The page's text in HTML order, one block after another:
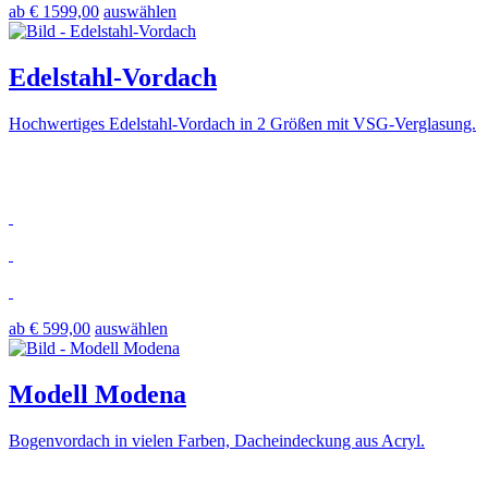
ab € 1599,00 auswählen
Edelstahl-Vordach
Hochwertiges Edelstahl-Vordach in 2 Größen mit VSG-Verglasung.
ab € 599,00 auswählen
Modell Modena
Bogenvordach in vielen Farben, Dacheindeckung aus Acryl.